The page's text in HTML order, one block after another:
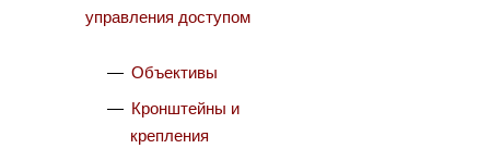
управления доступом
Объективы
Кронштейны и
крепления